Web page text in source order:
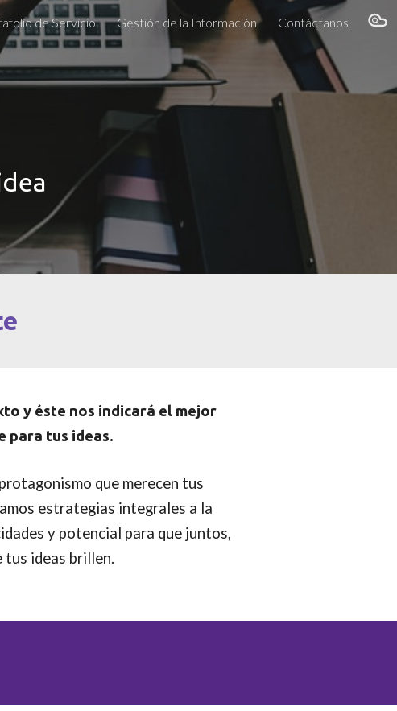
de Servicio Gestión de la Información Contáctanos
y éste nos indicará el mejor
para tus ideas.
que merecen tus
estrategias integrales a la
y potencial para que juntos,
tus ideas brillen.